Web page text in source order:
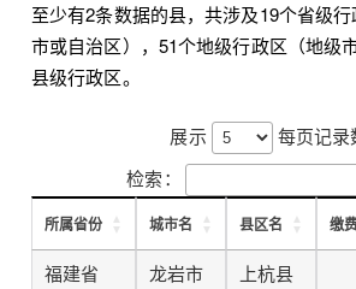
至少有2条数据的县，共涉及19个省级
市或自治区），51个地级行政区（地级
县级行政区。
展示
每页记录
检索：
所属省份 城市名 县区名 缴
福建省 龙岩市
上杭县